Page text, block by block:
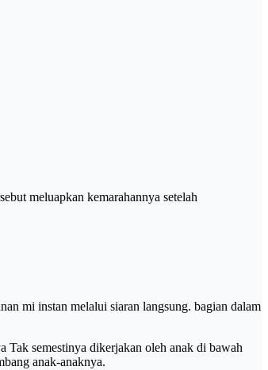
meluapkan kemarahannya setelah
mi instan melalui siaran langsung. bagian dalam
Tak semestinya dikerjakan oleh anak di bawah
anak-anaknya.